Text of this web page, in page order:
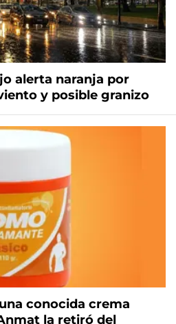
alerta naranja por
y posible granizo
conocida crema
la retiró del